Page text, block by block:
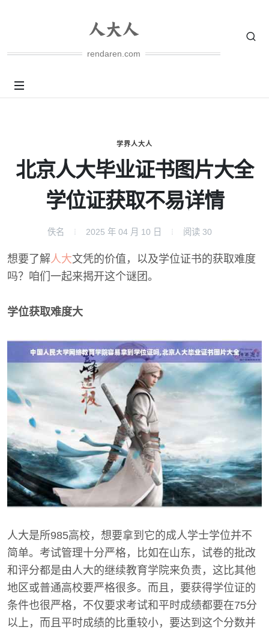
rendaren.com
学界人大人
北京人大毕业证书图片大全
学位证获取不易详情
佚名 2025 年 04 月 10 日 阅读 30
想要了解人大文凭的价值，以及学位证书的获取难度
吗？咱们一起来揭开这个谜团。
学位获取难度大
人大是所985高校，想要拿到它的成人学士学位并不
简单。考试管理十分严格，比如在山东，试卷的批改
和评分都是由人大的继续教育学院来负责，这比其他
地区或普通高校要严格很多。而且，要获得学位证的
条件也很严格，不仅要求考试和平时成绩都要在75分
以上，而且平时成绩的比重较小，要达到这个分数并